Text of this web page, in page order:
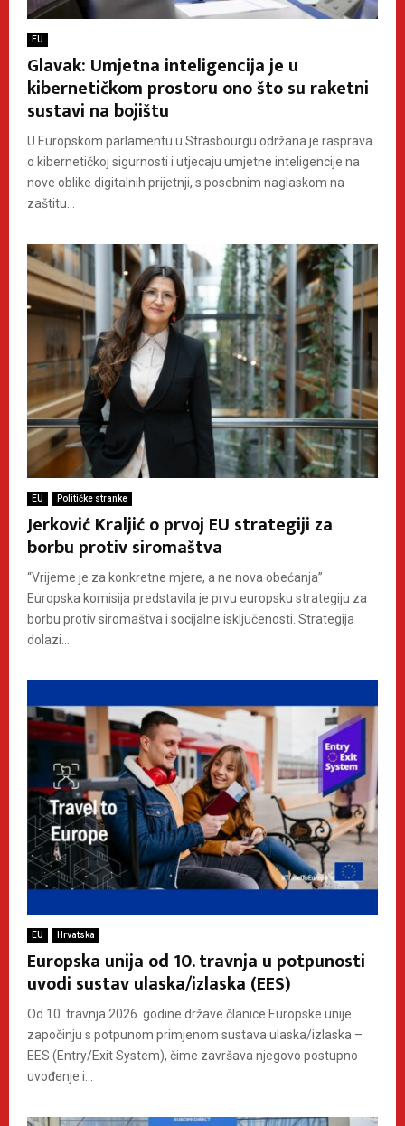
EU
Glavak: Umjetna inteligencija je u
kibernetičkom prostoru ono što su raketni
sustavi na bojištu
U Europskom parlamentu u Strasbourgu održana je rasprava
o kibernetičkoj sigurnosti i utjecaju umjetne inteligencije na
nove oblike digitalnih prijetnji, s posebnim naglaskom na
zaštitu...
EU Političke stranke
Jerković Kraljić o prvoj EU strategiji za
borbu protiv siromaštva
“Vrijeme je za konkretne mjere, a ne nova obećanja”
Europska komisija predstavila je prvu europsku strategiju za
borbu protiv siromaštva i socijalne isključenosti. Strategija
dolazi...
EU Hrvatska
Europska unija od 10. travnja u potpunosti
uvodi sustav ulaska/izlaska (EES)
Od 10. travnja 2026. godine države članice Europske unije
započinju s potpunom primjenom sustava ulaska/izlaska –
EES (Entry/Exit System), čime završava njegovo postupno
uvođenje i...